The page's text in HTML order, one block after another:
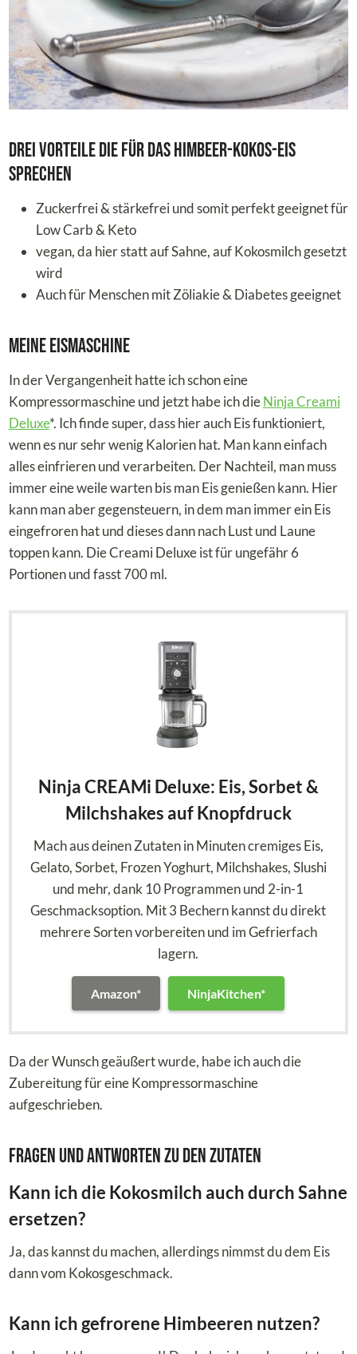
Drei Vorteile die für das Himbeer-Kokos-Eis
sprechen
Zuckerfrei & stärkefrei und somit perfekt geeignet für
Low Carb & Keto
vegan, da hier statt auf Sahne, auf Kokosmilch gesetzt
wird
Auch für Menschen mit Zöliakie & Diabetes geeignet
Meine Eismaschine
In der Vergangenheit hatte ich schon eine
Kompressormaschine und jetzt habe ich dieNinja Creami
Deluxe*. Ich finde super, dass hier auch Eis funktioniert,
wenn es nur sehr wenig Kalorien hat. Man kann einfach
alles einfrieren und verarbeiten. Der Nachteil, man muss
immer eine weile warten bis man Eis genießen kann. Hier
kann man aber gegensteuern, in dem man immer ein Eis
eingefroren hat und dieses dann nach Lust und Laune
toppen kann. Die Creami Deluxe ist für ungefähr 6
Portionen und fasst 700 ml.
Ninja CREAMi Deluxe: Eis, Sorbet &
Milchshakes auf Knopfdruck
Mach aus deinen Zutaten in Minuten cremiges Eis,
Gelato, Sorbet, Frozen Yoghurt, Milchshakes, Slushi
und mehr, dank 10 Programmen und 2-in-1
Geschmacksoption. Mit 3 Bechern kannst du direkt
mehrere Sorten vorbereiten und im Gefrierfach
lagern.
Amazon* NinjaKitchen*
Da der Wunsch geäußert wurde, habe ich auch die
Zubereitung für eine Kompressormaschine
aufgeschrieben.
Fragen und Antworten zu den Zutaten
Kann ich die Kokosmilch auch durch Sahne
ersetzen?
Ja, das kannst du machen, allerdings nimmst du dem Eis
dann vom Kokosgeschmack.
Kann ich gefrorene Himbeeren nutzen?